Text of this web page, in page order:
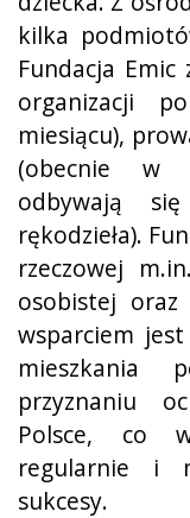
kilka
Fundacja
organizacji
miesiącu),
(obecnie w
odbywają
rękodzieła).
rzeczowej
osobistej
wsparciem
mieszkania
przyznaniu
Polsce, co
regularnie i
sukcesy.